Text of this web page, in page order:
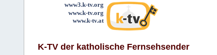
www3.k-tv.org
www.k-tv.org
www.k-tv.at
K-TV der katholische Fernsehsender